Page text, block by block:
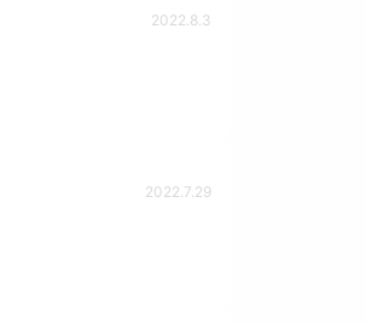
2022.8.3
2022.7.29